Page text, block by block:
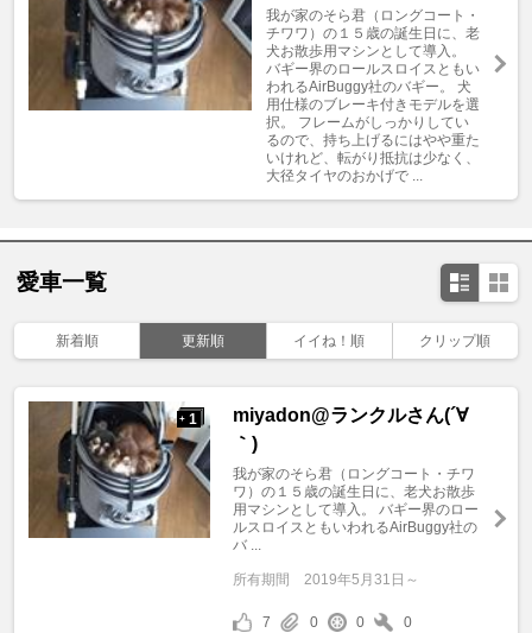
我が家のそら君（ロングコート・
チワワ）の１５歳の誕生日に、老
犬お散歩用マシンとして導入。
バギー界のロールスロイスともい
われるAirBuggy社のバギー。 犬
用仕様のブレーキ付きモデルを選
択。 フレームがしっかりしてい
るので、持ち上げるにはやや重た
いけれど、転がり抵抗は少なく、
大径タイヤのおかげで ...
愛車一覧
新着順 更新順 イイね！順 クリップ順
+ 1
miyadon@ランクルさん(´∀
｀)
我が家のそら君（ロングコート・チワ
ワ）の１５歳の誕生日に、老犬お散歩
用マシンとして導入。 バギー界のロー
ルスロイスともいわれるAirBuggy社の
バ ...
所有期間 2019年5月31日～
7 0 0 0